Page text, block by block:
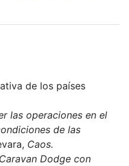
de los países
las operaciones en el
de las
Caos.
Dodge con